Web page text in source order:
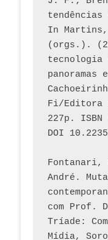
In
(orgs.).
panoramas
Fi/Editora
227p. ISBN
DOI
Fontanari,
André.
com Prof.
Tríade:
Mídia,